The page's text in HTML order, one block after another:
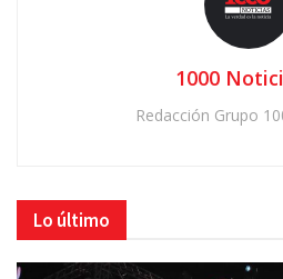
1000
Redacción Grupo
Lo último